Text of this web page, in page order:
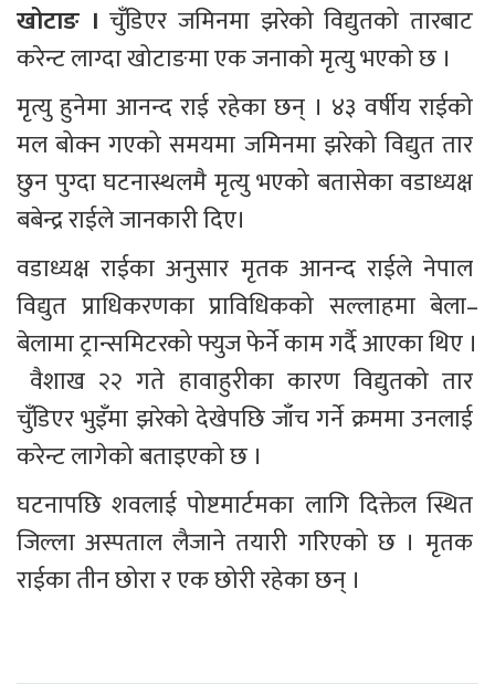
खोटाङ । चुँडिएर जमिनमा झरेको विद्युतको तारबाट
करेन्ट लाग्दा खोटाङमा एक जनाको मृत्यु भएको छ ।
मृत्यु हुनेमा आनन्द राई रहेका छन् । ४३ वर्षीय राईको
मल बोक्न गएको समयमा जमिनमा झरेको विद्युत तार
छुन पुग्दा घटनास्थलमै मृत्यु भएको बतासेका वडाध्यक्ष
बबेन्द्र राईले जानकारी दिए।
वडाध्यक्ष राईका अनुसार मृतक आनन्द राईले नेपाल
विद्युत प्राधिकरणका प्राविधिकको सल्लाहमा बेला–
बेलामा ट्रान्समिटरको फ्युज फेर्ने काम गर्दै आएका थिए ।
वैशाख २२ गते हावाहुरीका कारण विद्युतको तार
चुँडिएर भुइँमा झरेको देखेपछि जाँच गर्ने क्रममा उनलाई
करेन्ट लागेको बताइएको छ ।
घटनापछि शवलाई पोष्टमार्टमका लागि दिक्तेल स्थित
जिल्ला अस्पताल लैजाने तयारी गरिएको छ । मृतक
राईका तीन छोरा र एक छोरी रहेका छन् ।